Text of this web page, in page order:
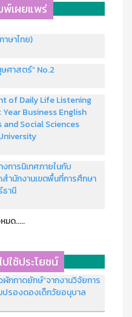
เผยแพร่
ษาไทย)
ศาสตร์” No.2
of Daily Life Listening
Business English
Social Sciences
การนิเทศภายในกับ
ำนักงานเขตพื้นที่การศึกษา
ธานี
มด.....
ใช้ประโยชน์
ผักกาดยักษ์”จากงานวิจัยการ
รองดองเด็กวัยอนุบาล